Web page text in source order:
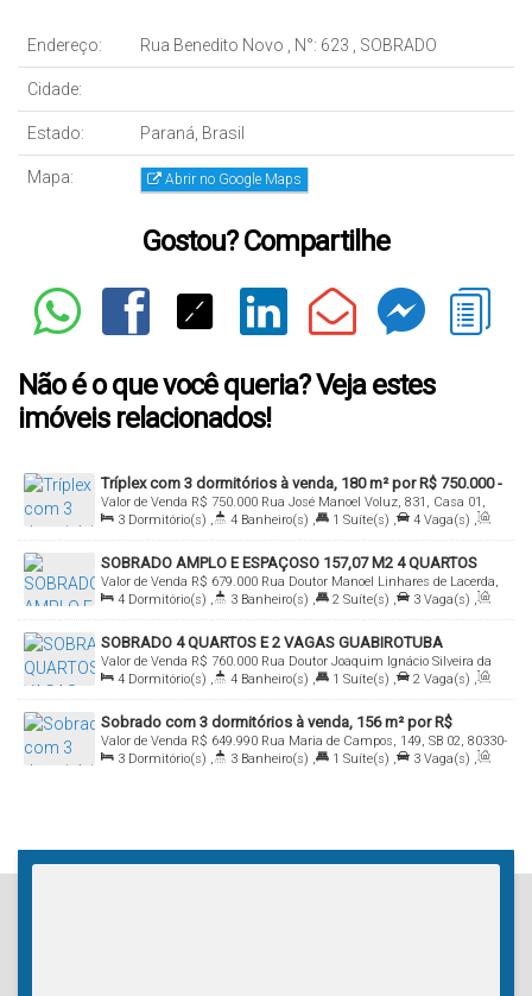
Endereço: Rua Benedito Novo , N°: 623 , SOBRADO
Cidade:
Estado: Paraná, Brasil
Mapa: Abrir no Google Maps
Gostou? Compartilhe
Não é o que você queria? Veja estes
imóveis relacionados!
Tríplex com 3 dormitórios à venda, 180 m² por R$ 750.000 -
Pinheirinho - Curitiba/PR
R$ 750.000
Valor de Venda
Rua José Manoel Voluz, 831, Casa 01,
81870-170, Pinheirinho, Curitiba, Paraná, Brasil
3 Dormitório(s) , 4 Banheiro(s) , 1 Suíte(s) , 4 Vaga(s) ,
Útil: 180.00m²
SOBRADO AMPLO E ESPAÇOSO 157,07 M2 4 QUARTOS
R$ 679.000
Valor de Venda
Rua Doutor Manoel Linhares de Lacerda,
395, sobrado 04, 81110-100, Capão Raso, Curitiba, Paraná, Brasil
4 Dormitório(s) , 3 Banheiro(s) , 2 Suíte(s) , 3 Vaga(s) ,
Útil: 157.00m²
SOBRADO 4 QUARTOS E 2 VAGAS GUABIROTUBA
R$ 760.000
Valor de Venda
Rua Doutor Joaquim Ignácio Silveira da
Motta, 452, sobrado 3, 81520-280, Guabirotuba, Curitiba, Paraná,
Brasil
4 Dormitório(s) , 4 Banheiro(s) , 1 Suíte(s) , 2 Vaga(s) ,
Útil: 170.00m²
Sobrado com 3 dormitórios à venda, 156 m² por R$
649.990,00 - Portão - Curitiba/PR
R$ 649.990
Valor de Venda
Rua Maria de Campos, 149, SB 02, 80330-
100, Portão, Curitiba, Paraná, Brasil
3 Dormitório(s) , 3 Banheiro(s) , 1 Suíte(s) , 3 Vaga(s) ,